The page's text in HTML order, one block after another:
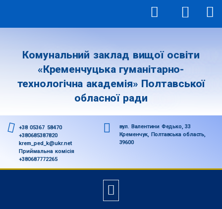
Комунальний заклад вищої освіти
«Кременчуцька гуманітарно-
технологічна академія» Полтавської
обласної ради
+38 05367 58470
+380685387820
krem_ped_k@ukr.net
Приймальна комісія
+380687772265
вул. Валентини Федько, 33
Кременчук, Полтавська область,
39600